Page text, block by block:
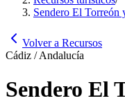
Sendero El Torreón
Volver a Recursos
Cádiz / Andalucía
Sendero El